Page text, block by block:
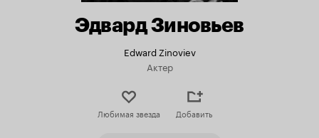
Эдвард Зиновьев
Edward Zinoviev
Актер
Любимая звезда Добавить